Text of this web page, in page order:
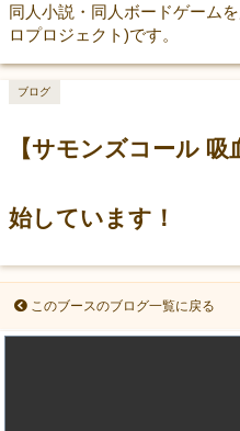
同人小説・同人ボードゲーム
ロプロジェクト)です。
【サモンズコール
始しています！
ブログ
このブースのブログ一覧に戻る